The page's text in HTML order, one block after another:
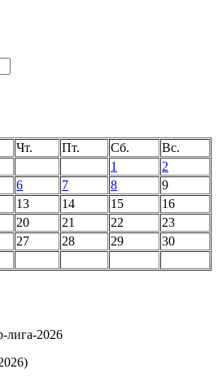
Чт. Пт. Сб.
Вс.
1
2
6 7 8
9
13 14 15
16
20 21 22
23
27 28 29
30
лига-2026